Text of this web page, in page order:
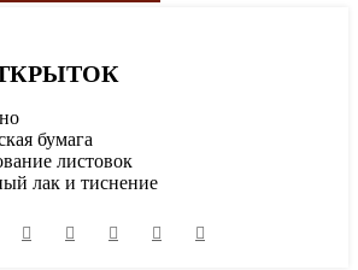
бумага
листовок
лак и тиснение